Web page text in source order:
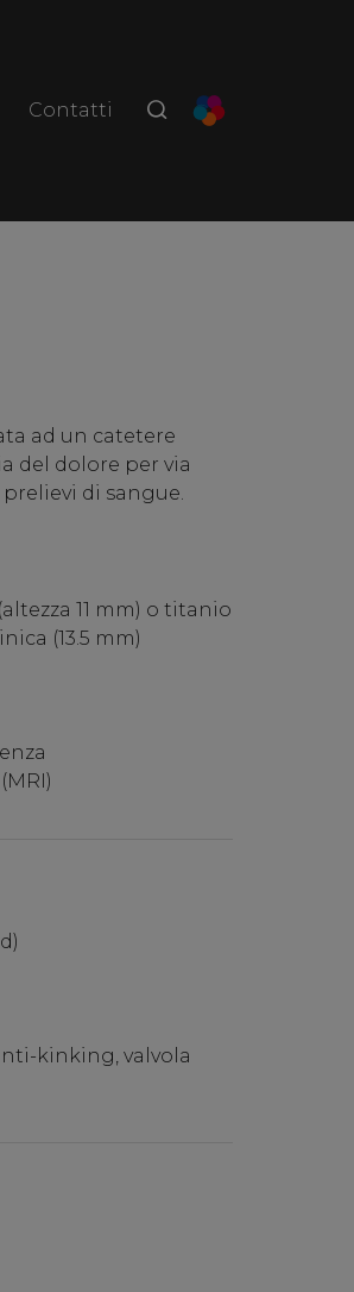
Contatti
ad un catetere
del dolore per via
di sangue.
11 mm) o titanio
(13.5 mm)
kinking, valvola